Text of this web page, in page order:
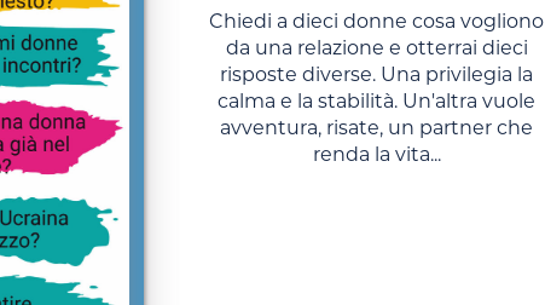
Chiedi a dieci donne cosa vogliono
da una relazione e otterrai dieci
risposte diverse. Una privilegia la
calma e la stabilità. Un'altra vuole
avventura, risate, un partner che
renda la vita...